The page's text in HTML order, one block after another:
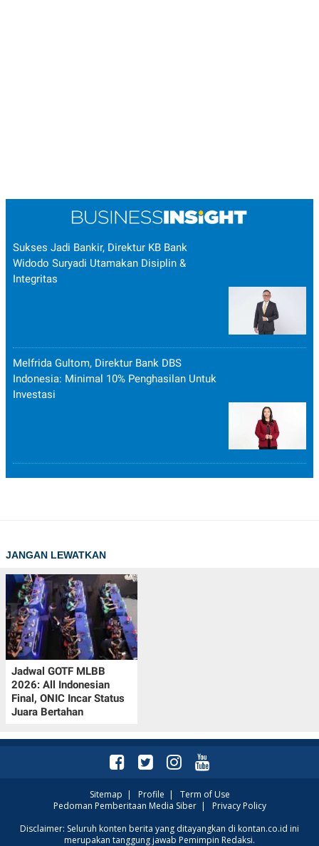
Sukses Jadi Bankir, Direktur KB Bank
Widodo Suryadi Utamakan Disiplin &
Integritas
Melfrida Gultom, Direktur Bank DBS
Indonesia: Minimal 10% Penghasilan Untuk
Investasi
JANGAN LEWATKAN
Jadwal GOTF MLBB
2026: All Indonesian
Final, ONIC Incar Status
Juara Bertahan
Sitemap | Profile | Term of Use
Pedoman Pemberitaan Media Siber| Privacy Policy
Disclaimer: Seluruh konten berita yang ditayangkan di kontan.co.id ini
merupakan tanggung jawab Pemimpin Redaksi.